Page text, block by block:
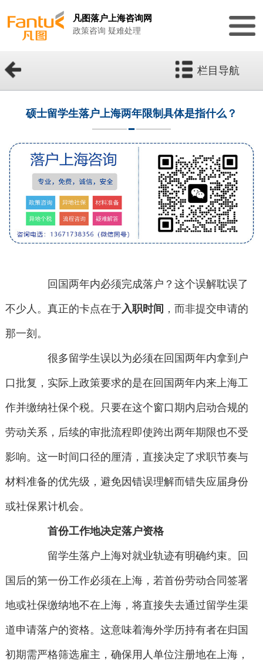
凡图落户上海咨询网
政策咨询 疑难处理
栏目导航
硕士留学生落户上海两年限制具体是指什么？
回国两年内必须完成落户？这个误解耽误了
不少人。真正的卡点在于入职时间 ，而非提交申请的
那一刻。
很多留学生误以为必须在回国两年内拿到户
口批复，实际上政策要求的是在回国两年内来上海工
作并缴纳社保个税。只要在这个窗口期内启动合规的
劳动关系，后续的审批流程即使跨出两年期限也不受
影响。这一时间口径的厘清，直接决定了求职节奏与
材料准备的优先级，避免因错误理解而错失应届身份
或社保累计机会。
首份工作地决定落户资格
留学生落户上海对就业轨迹有明确约束。回
国后的第一份工作必须在上海，若首份劳动合同签署
地或社保缴纳地不在上海，将直接失去通过留学生渠
道申请落户的资格。这意味着海外学历持有者在归国
初期需严格筛选雇主，确保用人单位注册地在上海，